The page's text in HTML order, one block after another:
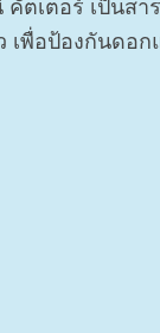
คัตเตอร์ เป็นสา
เพื่อป้องกันดอก